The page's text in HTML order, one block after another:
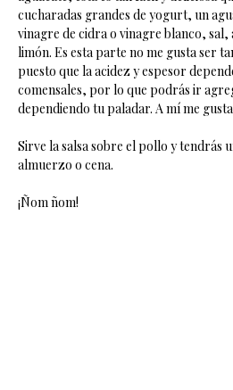
cucharadas grandes de yogurt, un
vinagre de cidra o vinagre blanco,
limón. Es esta parte no me gusta ser
puesto que la acidez y espesor
comensales, por lo que podrás ir
dependiendo tu paladar. A mí me
Sirve la salsa sobre el pollo y tendrás
almuerzo o cena.
¡Ñom ñom!